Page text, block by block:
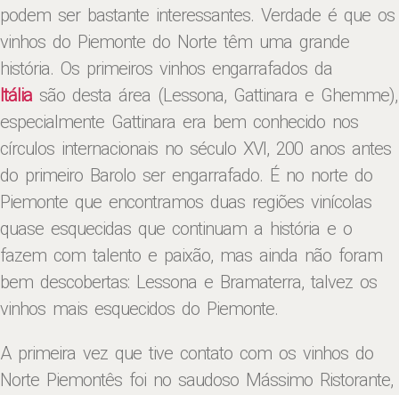
podem ser bastante interessantes. Verdade é que os
vinhos do Piemonte do Norte têm uma grande
história. Os primeiros vinhos engarrafados da
Itália são desta área (Lessona, Gattinara e Ghemme),
especialmente Gattinara era bem conhecido nos
círculos internacionais no século XVI, 200 anos antes
do primeiro Barolo ser engarrafado. É no norte do
Piemonte que encontramos duas regiões vinícolas
quase esquecidas que continuam a história e o
fazem com talento e paixão, mas ainda não foram
bem descobertas: Lessona e Bramaterra, talvez os
vinhos mais esquecidos do Piemonte.
A primeira vez que tive contato com os vinhos do
Norte Piemontês foi no saudoso Mássimo Ristorante,